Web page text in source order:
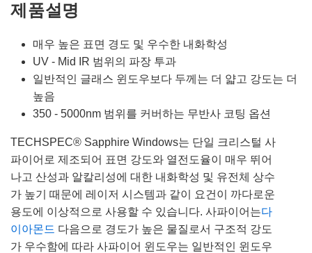
제품설명
매우 높은 표면 경도 및 우수한 내화학성
UV - Mid IR 범위의 파장 투과
일반적인 글래스 윈도우보다 두께는 더 얇고 강도는 더
높음
350 - 5000nm 범위를 커버하는 무반사 코팅 옵션
TECHSPEC® Sapphire Windows는 단일 크리스털 사
파이어로 제조되어 표면 강도와 열전도율이 매우 뛰어
나고 산성과 알칼리성에 대한 내화학성 및 유전체 상수
가 높기 때문에 레이저 시스템과 같이 요건이 까다로운
용도에 이상적으로 사용할 수 있습니다. 사파이어는다
이아몬드 다음으로 경도가 높은 물질로서 구조적 강도
가 우수함에 따라 사파이어 윈도우는 일반적인 윈도우